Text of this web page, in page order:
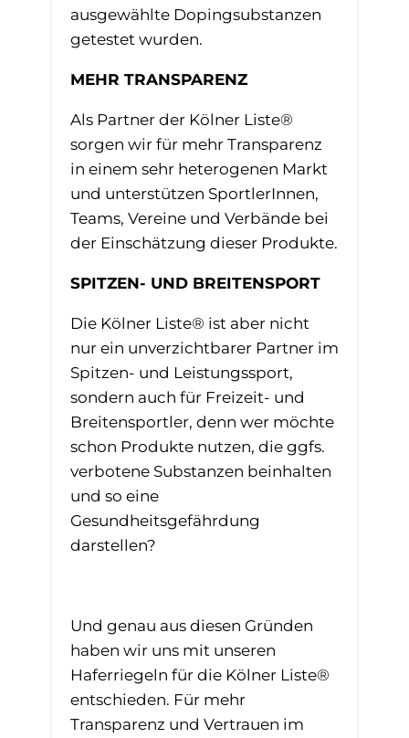
ausgewählte Dopingsubstanzen
getestet wurden.
MEHR TRANSPARENZ
Als Partner der Kölner Liste®
sorgen wir für mehr Transparenz
in einem sehr heterogenen Markt
und unterstützen SportlerInnen,
Teams, Vereine und Verbände bei
der Einschätzung dieser Produkte.
SPITZEN- UND BREITENSPORT
Die Kölner Liste® ist aber nicht
nur ein unverzichtbarer Partner im
Spitzen- und Leistungssport,
sondern auch für Freizeit- und
Breitensportler, denn wer möchte
schon Produkte nutzen, die ggfs.
verbotene Substanzen beinhalten
und so eine
Gesundheitsgefährdung
darstellen?
Und genau aus diesen Gründen
haben wir uns mit unseren
Haferriegeln für die Kölner Liste®
entschieden. Für mehr
Transparenz und Vertrauen im